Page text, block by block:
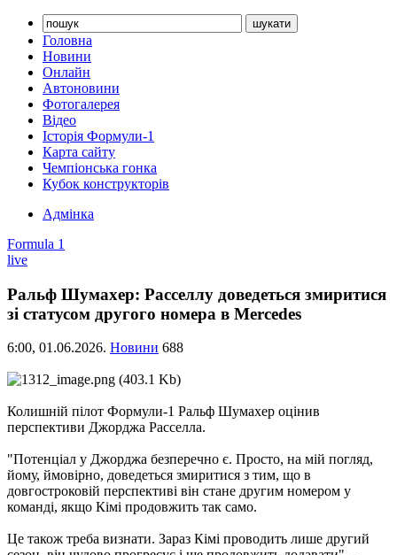
Головна
Новини
Онлайн
Автоновини
Фотогалерея
Відео
Історія Формули-1
Карта сайту
Чемпіонська гонка
Кубок конструкторів
Адмінка
Formula 1
live
Ральф Шумахер: Расселлу доведеться змиритися
зі статусом другого номера в Mercedes
6:00, 01.06.2026. Новини 688
Колишній пілот Формули-1 Ральф Шумахер оцінив
перспективи Джорджа Расселла.
"Потенціал у Джорджа безперечно є. Просто, на мій погляд,
йому, ймовірно, доведеться змиритися з тим, що в
довгостроковій перспективі він стане другим номером у
команді, якщо Кімі продовжить так само.
Це також треба визнати. Зараз Кімі проводить лише другий